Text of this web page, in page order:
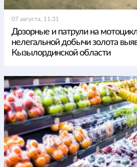
07 августа, 11:31
Дозорные и патрули на
нелегальной добычи золота
Кызылординской области